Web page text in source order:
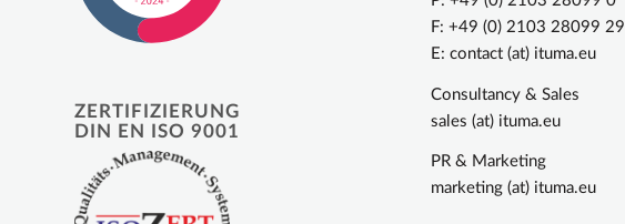
ZERTIFIZIERUNG
DIN EN ISO 9001
F: +49 (0) 2103 28099 29
E: contact (at) ituma.eu
Consultancy & Sales
sales (at) ituma.eu
PR & Marketing
marketing (at) ituma.eu